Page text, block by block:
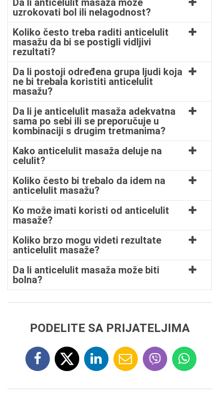
Da li anticelulit masaža može
uzrokovati bol ili nelagodnost?
Koliko često treba raditi anticelulit
masažu da bi se postigli vidljivi
rezultati?
Da li postoji određena grupa ljudi koja
ne bi trebala koristiti anticelulit
masažu?
Da li je anticelulit masaža adekvatna
sama po sebi ili se preporučuje u
kombinaciji s drugim tretmanima?
Kako anticelulit masaža deluje na
celulit?
Koliko često bi trebalo da idem na
anticelulit masažu?
Ko može imati koristi od anticelulit
masaže?
Koliko brzo mogu videti rezultate
anticelulit masaže?
Da li anticelulit masaža može biti
bolna?
PODELITE SA PRIJATELJIMA